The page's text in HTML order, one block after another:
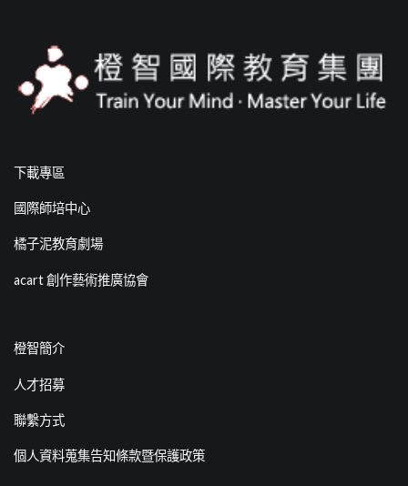
下載專區
國際師培中心
橘子泥教育劇場
acart 創作藝術推廣協會
橙智簡介
人才招募
聯繫方式
個人資料蒐集告知條款暨保護政策